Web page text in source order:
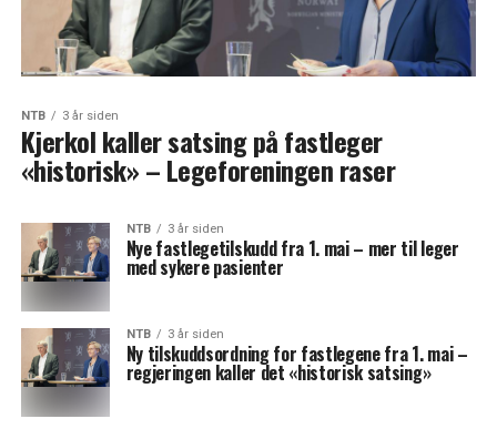
NTB 3 år siden
Kjerkol kaller satsing på fastleger
«historisk» – Legeforeningen raser
NTB 3 år siden
Nye fastlegetilskudd fra 1. mai – mer til leger
med sykere pasienter
NTB 3 år siden
Ny tilskuddsordning for fastlegene fra 1. mai –
regjeringen kaller det «historisk satsing»